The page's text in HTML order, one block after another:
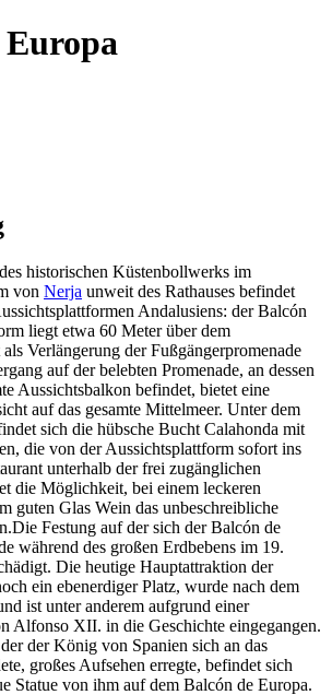
Europa
historischen Küstenbollwerks im
von Nerja unweit des Rathauses befindet
Andalusiens: der Balcón
liegt etwa 60 Meter über dem
Verlängerung der Fußgängerpromenade
auf der belebten Promenade, an dessen
Aussichtsbalkon befindet, bietet eine
auf das gesamte Mittelmeer. Unter dem
sich die hübsche Bucht Calahonda mit
die von der Aussichtsplattform sofort ins
unterhalb der frei zugänglichen
die Möglichkeit, bei einem leckeren
guten Glas Wein das unbeschreibliche
Festung auf der sich der Balcón de
während des großen Erdbebens im 19.
Die heutige Hauptattraktion der
ein ebenerdiger Platz, wurde nach dem
ist unter anderem aufgrund einer
Alfonso XII. in die Geschichte eingegangen.
der König von Spanien sich an das
großes Aufsehen erregte, befindet sich
Statue von ihm auf dem Balcón de Europa.